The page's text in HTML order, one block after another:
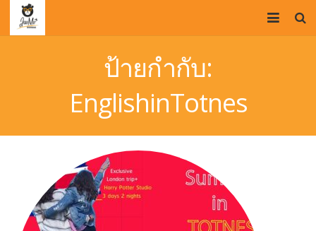
STUDY IN UK
VISA SERVICE
BLOG
ป้ายกำกับ:
EnglishinTotnes